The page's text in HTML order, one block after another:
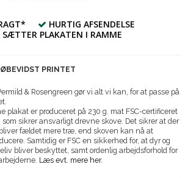
HURTIG AFSENDELSE
SÆTTER PLAKATEN I RAMME
PRINTET
& Rosengreen gør vi alt vi kan, for at passe på
plakat er produceret på 230 g. mat FSC-certificeret
som sikrer ansvarligt drevne skove. Det sikrer at der
fældet mere træ, end skoven kan nå at
Samtidig er FSC en sikkerhed for, at dyr og
bliver beskyttet, samt ordenlig arbejdsforhold for
Læs evt. mere her.